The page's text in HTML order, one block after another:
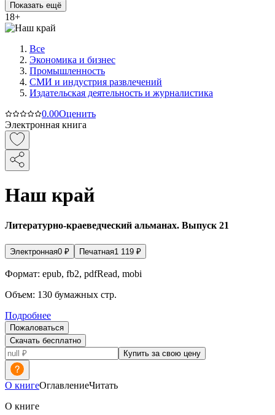
Показать ещё
18+
Все
Экономика и бизнес
Промышленность
СМИ и индустрия развлечений
Издательская деятельность и журналистика
0.00Оценить
Электронная книга
Наш край
Литературно-краеведческий альманах. Выпуск 21
Электронная0 ₽ Печатная1 119 ₽
Формат: epub, fb2, pdfRead, mobi
Объем: 130 бумажных стр.
Подробнее
Пожаловаться
Скачать бесплатно
Купить за свою цену
О книгеОглавлениеЧитать
О книге